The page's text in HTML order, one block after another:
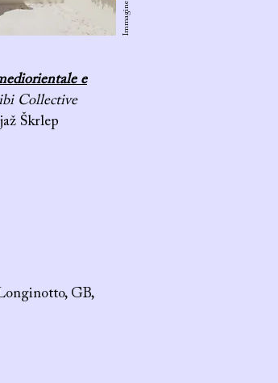
e
Collective
Škrlep
GB,